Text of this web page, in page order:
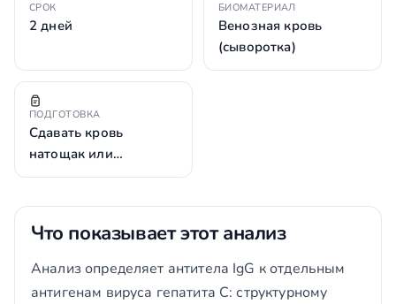
СРОК
2 дней
БИОМАТЕРИАЛ
Венозная кровь
(сыворотка)
ПОДГОТОВКА
Сдавать кровь
натощак или…
Что показывает этот анализ
Анализ определяет антитела IgG к отдельным
антигенам вируса гепатита C: структурному